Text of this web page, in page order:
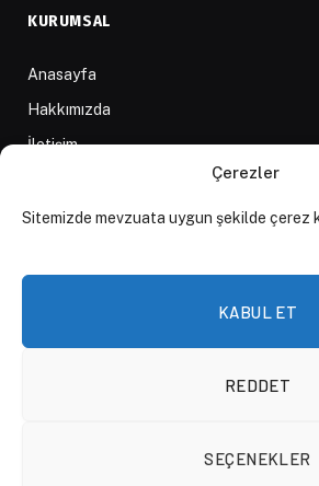
Çerezler
Sitemizde mevzuata uygun şekilde çerez
KABUL ET
REDDET
SEÇENEKLER
KURUMSAL
Anasayfa
Hakkımızda
İletişim
D84 Yayınları
Çerez Politikası